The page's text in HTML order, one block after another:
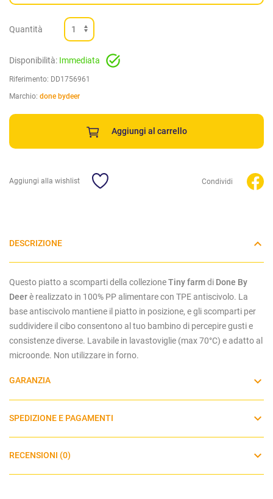
Quantità
Disponibilità: Immediata
Riferimento: DD1756961
Marchio: done bydeer
Aggiungi al carrello
Aggiungi alla wishlist Condividi
DESCRIZIONE
Questo piatto a scomparti della collezioneTiny farmdi Done By
Deerè realizzato in 100% PP alimentare con TPE antiscivolo. La
base antiscivolo mantiene il piatto in posizione, e gli scomparti per
suddividere il cibo consentono al tuo bambino di percepire gusti e
consistenze diverse. Lavabile in lavastoviglie (max 70°C) e adatto al
microonde. Non utilizzare in forno.
GARANZIA
SPEDIZIONE E PAGAMENTI
RECENSIONI (0)